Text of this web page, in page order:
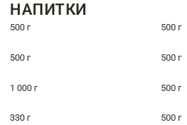
НАПИТКИ
500 г 500 г
500 г 500 г
1 000 г 500 г
330 г 500 г